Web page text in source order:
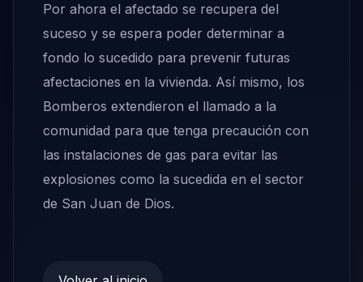
Por ahora el afectado se recupera del
suceso y se espera poder determinar a
fondo lo sucedido para prevenir futuras
afectaciones en la vivienda. Así mismo, los
Bomberos extendieron el llamado a la
comunidad para que tenga precaución con
las instalaciones de gas para evitar las
explosiones como la sucedida en el sector
de San Juan de Dios.